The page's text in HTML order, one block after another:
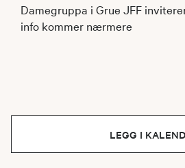
Damegruppa i Grue JFF
info kommer nærmere
LEGG I